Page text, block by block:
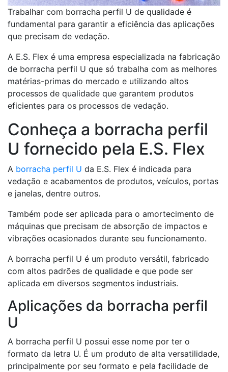
Trabalhar com borracha perfil U de qualidade é
fundamental para garantir a eficiência das aplicações
que precisam de vedação.
A E.S. Flex é uma empresa especializada na fabricação
de borracha perfil U que só trabalha com as melhores
matérias-primas do mercado e utilizando altos
processos de qualidade que garantem produtos
eficientes para os processos de vedação.
Conheça a borracha perfil
U fornecido pela E.S. Flex
A borracha perfil U da E.S. Flex é indicada para
vedação e acabamentos de produtos, veículos, portas
e janelas, dentre outros.
Também pode ser aplicada para o amortecimento de
máquinas que precisam de absorção de impactos e
vibrações ocasionados durante seu funcionamento.
A borracha perfil U é um produto versátil, fabricado
com altos padrões de qualidade e que pode ser
aplicada em diversos segmentos industriais.
Aplicações da borracha perfil
U
A borracha perfil U possui esse nome por ter o
formato da letra U. É um produto de alta versatilidade,
principalmente por seu formato e pela facilidade de